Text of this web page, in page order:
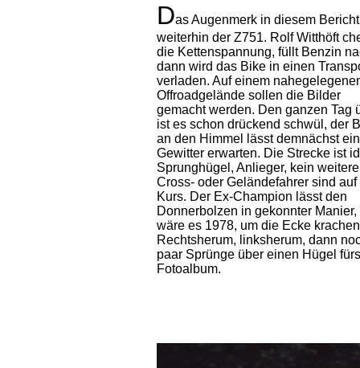
Das Augenmerk in diesem
weiterhin der Z751. Rolf Witthöft
die Kettenspannung, füllt Benzin
dann wird das Bike in einen
verladen. Auf einem
Offroadgelände sollen die Bilder
gemacht werden. Den ganzen Tag
ist es schon drückend schwül, der
an den Himmel lässt demnächst ein
Gewitter erwarten. Die Strecke ist
Sprunghügel, Anlieger, kein
Cross- oder Geländefahrer sind auf
Kurs. Der Ex-Champion lässt den
Donnerbolzen in gekonnter Manier,
wäre es 1978, um die Ecke
Rechtsherum, linksherum, dann
paar Sprünge über einen Hügel fürs
Fotoalbum.